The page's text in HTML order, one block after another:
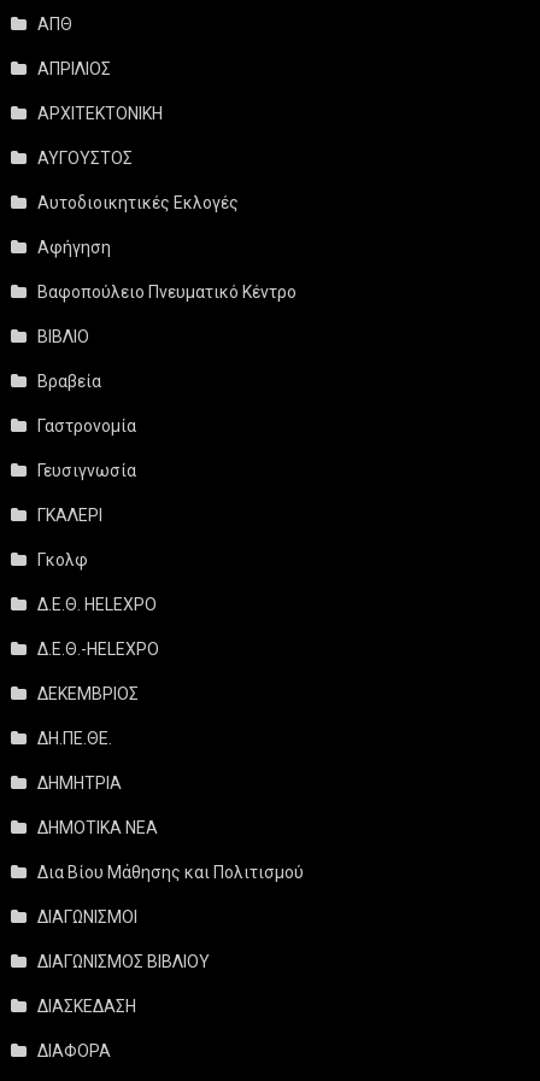
ΑΠΘ
ΑΠΡΙΛΙΟΣ
ΑΡΧΙΤΕΚΤΟΝΙΚΗ
ΑΥΓΟΥΣΤΟΣ
Αυτοδιοικητικές Εκλογές
Αφήγηση
Βαφοπούλειο Πνευματικό Κέντρο
ΒΙΒΛΙΟ
Βραβεία
Γαστρονομία
Γευσιγνωσία
ΓΚΑΛΕΡΙ
Γκολφ
Δ.Ε.Θ. HELEXPO
Δ.Ε.Θ.-HELEXPO
ΔΕΚΕΜΒΡΙΟΣ
ΔΗ.ΠΕ.ΘΕ.
ΔΗΜΗΤΡΙΑ
ΔΗΜΟΤΙΚΑ ΝΕΑ
Δια Βίου Μάθησης και Πολιτισμού
ΔΙΑΓΩΝΙΣΜΟΙ
ΔΙΑΓΩΝΙΣΜΟΣ ΒΙΒΛΙΟΥ
ΔΙΑΣΚΕΔΑΣΗ
ΔΙΑΦΟΡΑ